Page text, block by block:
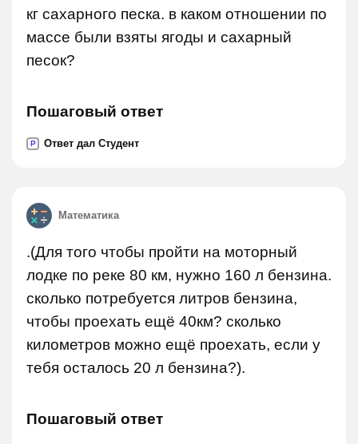
кг сахарного песка. в каком отношении по
массе были взяты ягоды и сахарный
песок?
Пошаговый ответ
P Ответ дал Студент
Математика
.(Для того чтобы пройти на моторный
лодке по реке 80 км, нужно 160 л бензина.
сколько потребуется литров бензина,
чтобы проехать ещё 40км? сколько
километров можно ещё проехать, если у
тебя осталось 20 л бензина?).
Пошаговый ответ